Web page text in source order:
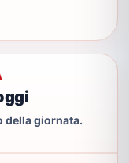
della giornata.